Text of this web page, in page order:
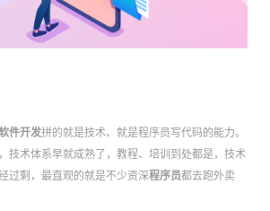
件开发拼的就是技术、就是程序员写代码的能力。
技术体系早就成熟了，教程、培训到处都是，技术
过剩，最直观的就是不少资深程序员都去跑外卖